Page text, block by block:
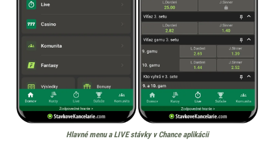
Hlavné menu a LIVE stávky v Chance aplikácii